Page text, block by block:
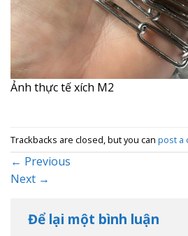
Ảnh thực tế xích M2
Trackbacks are closed, but you can post a
← Previous
Next →
Để lại một bình luận